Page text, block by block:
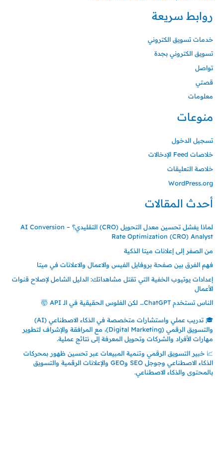
روابط سريعة
خدمات تسويق الكتروني
تسويق الكتروني بجدة
تواصل
قصتي
معلومات
منوعات
تسجيل الدخول
خلاصات Feed الإدخالات
خلاصة التعليقات
WordPress.org
أحدث المقالات
لماذا يفشل تحسين معدل التحويل (CRO) التقليدي؟ – AI Conversion
Rate Optimization (CRO) Analyst
من الصفر إلى إعلانات ميتا الذكية
فهم الفرق بين صفحة بروفايل الفيس والاعمال والاعلانات في ميتا
إعدادات يوتيوب الخفية التي تقتل مشاهداتك: الدليل الشامل لإصلاح قنوات
الأعمال
الناس تستخدم ChatGPT… لكن الفلوس الحقيقية في الـ API 🤯
🎓 تدريب عملي واستشارات متخصصة في الذكاء الاصطناعي (AI)
والتسويق الرقمي (Digital Marketing)، مع المرافقة والإشراف لتطوير
مهارات الأفراد والشركات وتحويل المعرفة إلى نتائج عملية.
📈 خبير التسويق الرقمي وتنمية المبيعات عبر تحسين ظهور بمحركات
الذكاء الاصطناعي وجوجل SEO وGEO والإعلانات الرقمية والتسويق
بالمحتوى والذكاء الاصطناعي.